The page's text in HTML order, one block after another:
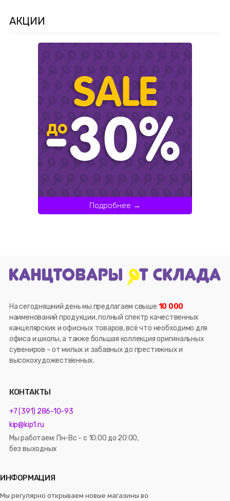
АКЦИИ
Подробнее →
На сегодняшний день мы предлагаем свыше 10 000
наименований продукции, полный спектр качественных
канцелярских и офисных товаров, всё что необходимо для
офиса и школы, а также большая коллекция оригинальных
сувениров – от милых и забавных до престижных и
высокохудожественных.
КОНТАКТЫ
+7 (391) 286-10-93
kip@kip1.ru
Мы работаем: Пн-Вс - с 10:00 до 20:00,
без выходных
ИНФОРМАЦИЯ
Мы регулярно открываем новые магазины во